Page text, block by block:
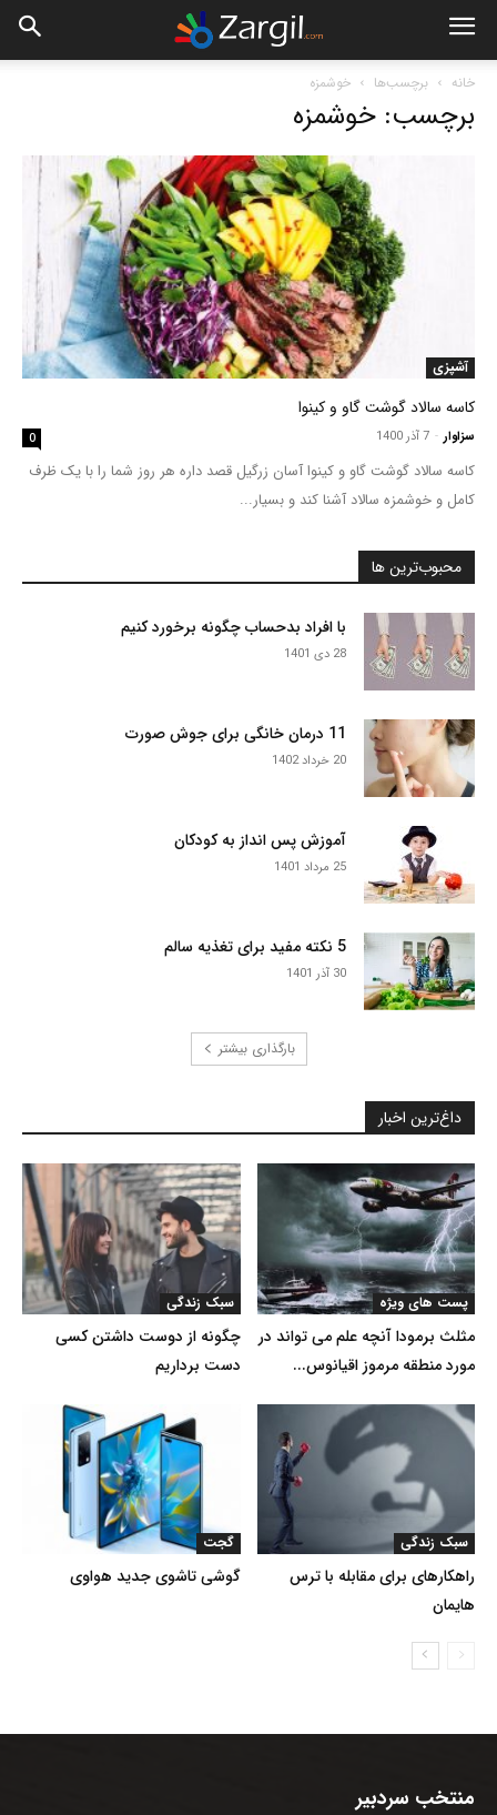
خانه برچسب‌ها خوشمزه
برچسب: خوشمزه
آشپزی
کاسه سالاد گوشت گاو و کینوا
سزاوار - 7 آذر 1400 0
کاسه سالاد گوشت گاو و کینوا آسان زرگیل قصد داره هر روز شما را با یک ظرف
کامل و خوشمزه سالاد آشنا کند و بسیار...
محبوب‌ترین ها
با افراد بدحساب چگونه برخورد کنیم
28 دی 1401
11 درمان خانگی برای جوش صورت
20 خرداد 1402
آموزش پس انداز به کودکان
25 مرداد 1401
5 نکته مفید برای تغذیه سالم
30 آذر 1401
بارگذاری بیشتر
داغ‌ترین اخبار
سبک زندگی
چگونه از دوست داشتن کسی
دست برداریم
پست های ویژه
مثلث برمودا آنچه علم می تواند در
مورد منطقه مرموز اقیانوس...
گجت
گوشی تاشوی جدید هواوی
سبک زندگی
راهکارهای برای مقابله با ترس
هایمان
منتخب سردبیر